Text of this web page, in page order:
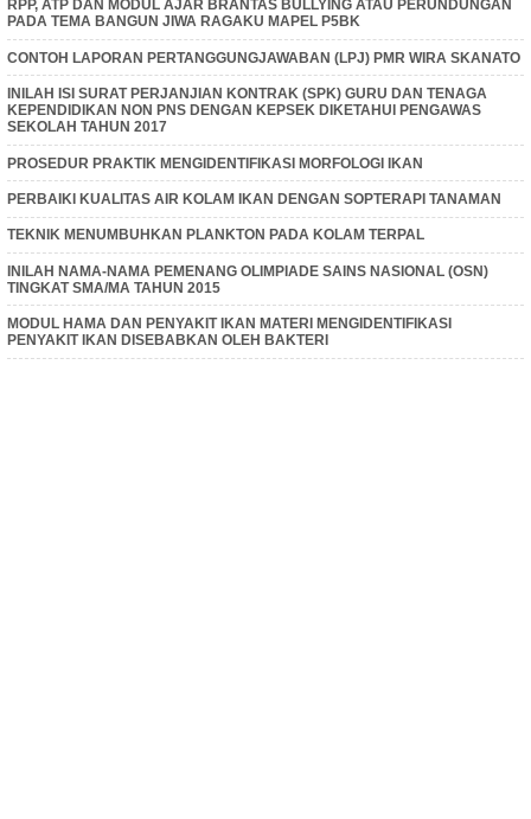
RPP, ATP DAN MODUL AJAR BRANTAS BULLYING ATAU PERUNDUNGAN
PADA TEMA BANGUN JIWA RAGAKU MAPEL P5BK
CONTOH LAPORAN PERTANGGUNGJAWABAN (LPJ) PMR WIRA SKANATO
INILAH ISI SURAT PERJANJIAN KONTRAK (SPK) GURU DAN TENAGA
KEPENDIDIKAN NON PNS DENGAN KEPSEK DIKETAHUI PENGAWAS
SEKOLAH TAHUN 2017
PROSEDUR PRAKTIK MENGIDENTIFIKASI MORFOLOGI IKAN
PERBAIKI KUALITAS AIR KOLAM IKAN DENGAN SOPTERAPI TANAMAN
TEKNIK MENUMBUHKAN PLANKTON PADA KOLAM TERPAL
INILAH NAMA-NAMA PEMENANG OLIMPIADE SAINS NASIONAL (OSN)
TINGKAT SMA/MA TAHUN 2015
MODUL HAMA DAN PENYAKIT IKAN MATERI MENGIDENTIFIKASI
PENYAKIT IKAN DISEBABKAN OLEH BAKTERI